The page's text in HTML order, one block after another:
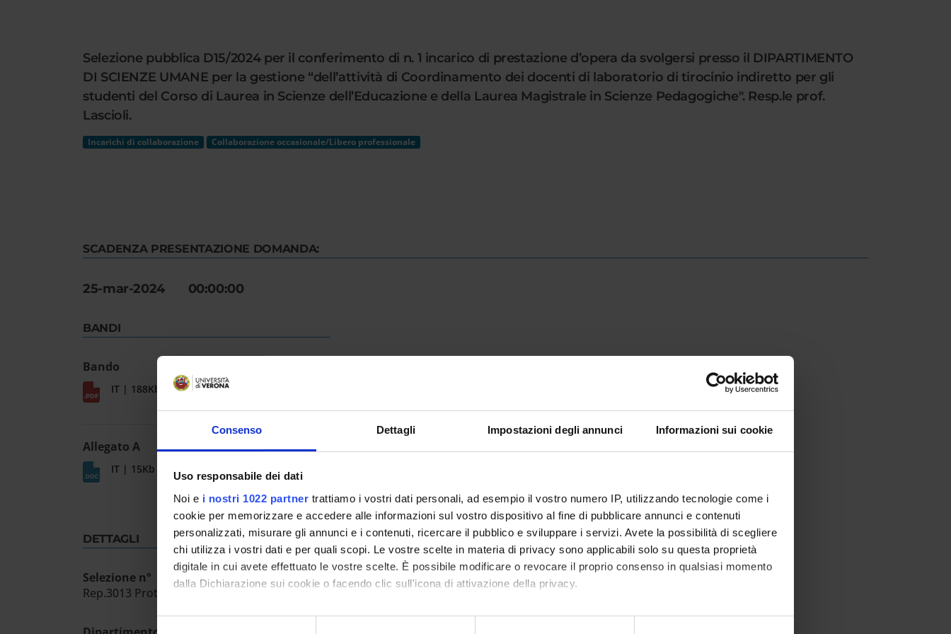
Consenso Dettagli Impostazioni degli annunci Informazioni sui cookie
Uso responsabile dei dati
Noi e i nostri 1022 partner trattiamo i vostri dati personali, ad esempio il vostro numero IP, utilizzando tecnologie come i
cookie per memorizzare e accedere alle informazioni sul vostro dispositivo al fine di pubblicare annunci e contenuti
personalizzati, misurare gli annunci e i contenuti, ricercare il pubblico e sviluppare i servizi. Avete la possibilità di scegliere
chi utilizza i vostri dati e per quali scopi. Le vostre scelte in materia di privacy sono applicabili solo su questa proprietà
digitale in cui avete effettuato le vostre scelte. È possibile modificare o revocare il proprio consenso in qualsiasi momento
dalla Dichiarazione sui cookie o facendo clic sull'icona di attivazione della privacy.
Con il tuo consenso, vorremmo anche:
Selezione pubblica D15/2024 per il conferimento di n. 1 incarico di prestazione d’opera da svolgersi presso il DIPARTIMENTO
DI SCIENZE UMANE per la gestione “dell’attività di Coordinamento dei docenti di laboratorio di tirocinio indiretto per gli
studenti del Corso di Laurea in Scienze dell’Educazione e della Laurea Magistrale in Scienze Pedagogiche". Resp.le prof.
Lascioli.
Incarichi di collaborazione Collaborazione occasionale/Libero professionale
SCADENZA PRESENTAZIONE DOMANDA:
25-mar-2024 00:00:00
BANDI
Bando
IT | 188Kb
Allegato A
IT | 15Kb
DETTAGLI
Selezione n°
Rep.3013 Prot.143923 18/3/2024